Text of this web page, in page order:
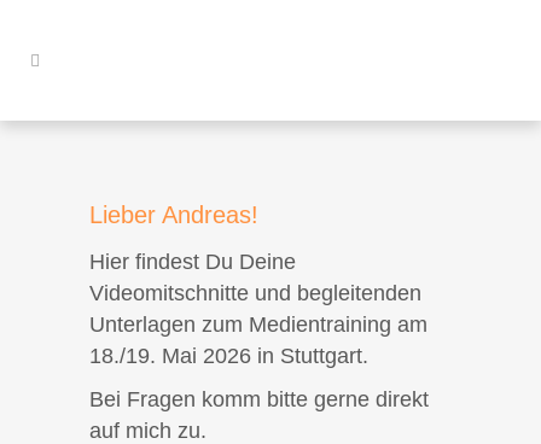
Lieber Andreas!
Hier findest Du Deine
Videomitschnitte und begleitenden
Unterlagen zum Medientraining am
18./19. Mai 2026 in Stuttgart.
Bei Fragen komm bitte gerne direkt
auf mich zu.